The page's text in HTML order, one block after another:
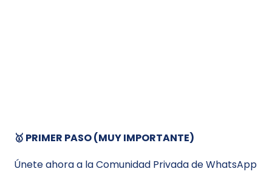
🥇 PRIMER PASO (MUY IMPORTANTE)
Únete ahora a la Comunidad Privada de WhatsApp